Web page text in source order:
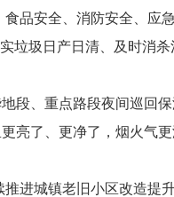
品安全、消防安全、应
垃圾日产日清、及时消杀
段、重点路段夜间巡回
亮了、更净了，烟火气更
推进城镇老旧小区改造提